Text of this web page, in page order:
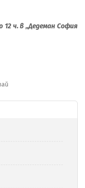
ч. в „Дедеман София